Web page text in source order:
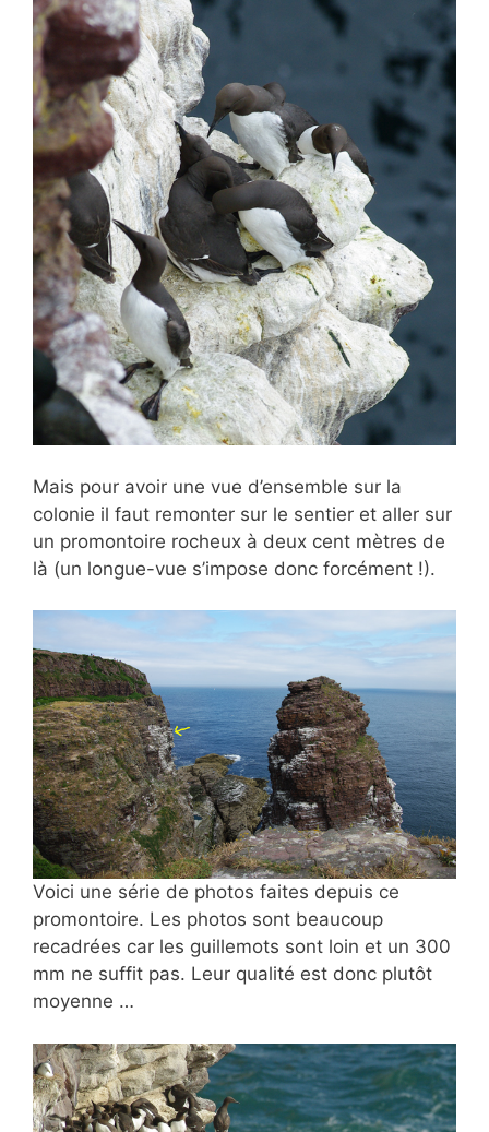
Mais pour avoir une vue d’ensemble sur la
colonie il faut remonter sur le sentier et aller sur
un promontoire rocheux à deux cent mètres de
là (un longue-vue s’impose donc forcément !).
Voici une série de photos faites depuis ce
promontoire. Les photos sont beaucoup
recadrées car les guillemots sont loin et un 300
mm ne suffit pas. Leur qualité est donc plutôt
moyenne …